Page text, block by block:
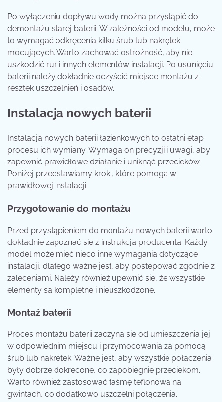
Po wyłączeniu dopływu wody można przystąpić do
demontażu starej baterii. W zależności od modelu, może
to wymagać odkręcenia kilku śrub lub nakrętek
mocujących. Warto zachować ostrożność, aby nie
uszkodzić rur i innych elementów instalacji. Po usunięciu
baterii należy dokładnie oczyścić miejsce montażu z
resztek uszczelnień i osadów.
Instalacja nowych baterii
Instalacja nowych baterii łazienkowych to ostatni etap
procesu ich wymiany. Wymaga on precyzji i uwagi, aby
zapewnić prawidłowe działanie i uniknąć przecieków.
Poniżej przedstawiamy kroki, które pomogą w
prawidłowej instalacji.
Przygotowanie do montażu
Przed przystąpieniem do montażu nowych baterii warto
dokładnie zapoznać się z instrukcją producenta. Każdy
model może mieć nieco inne wymagania dotyczące
instalacji, dlatego ważne jest, aby postępować zgodnie z
zaleceniami. Należy również upewnić się, że wszystkie
elementy są kompletne i nieuszkodzone.
Montaż baterii
Proces montażu baterii zaczyna się od umieszczenia jej
w odpowiednim miejscu i przymocowania za pomocą
śrub lub nakrętek. Ważne jest, aby wszystkie połączenia
były dobrze dokręcone, co zapobiegnie przeciekom.
Warto również zastosować taśmę teflonową na
gwintach, co dodatkowo uszczelni połączenia.